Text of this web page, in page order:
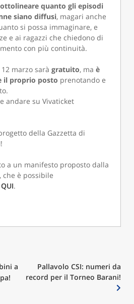
quanto gli episodi
siano diffusi, magari anche
si possa immaginare, e
e ai ragazzi che chiedono di
con più continuità.
12 marzo saràgratuito, maè
il proprio posto prenotando e
andare su Vivaticket
della Gazzetta di
!
a un manifesto proposto dalla
che è possibile
.
a
Pallavolo CSI: numeri da
record per il Torneo Barani!